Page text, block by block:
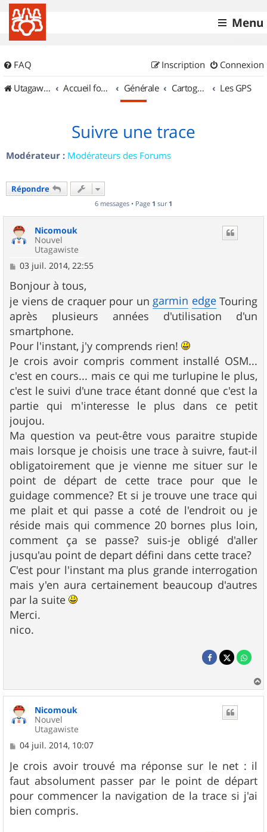
Menu
FAQ Connexion
Inscription
UtagawaVTT (Randos VTT et VTTAE avec traces GPS)
Accueil forum Générale Cartographie et GPS Les GPS
Suivre une trace
Modérateur : Modérateurs des Forums
Répondre
6 messages • Page 1 sur 1
Nicomouk
Nouvel
Utagawiste
M
s
s
a
g
e
03 juil. 2014, 22:55
Bonjour à tous,
je viens de craquer pour un garmin edgeTouring
après plusieurs années d'utilisation d'un
smartphone.
Pour l'instant, j'y comprends rien!
Je crois avoir compris comment installé OSM...
c'est en cours... mais ce qui me turlupine le plus,
c'est le suivi d'une trace étant donné que c'est la
partie qui m'interesse le plus dans ce petit
joujou.
Ma question va peut-être vous paraitre stupide
mais lorsque je choisis une trace à suivre, faut-il
obligatoirement que je vienne me situer sur le
point de départ de cette trace pour que le
guidage commence? Et si je trouve une trace qui
me plait et qui passe a coté de l'endroit ou je
réside mais qui commence 20 bornes plus loin,
comment ça se passe? suis-je obligé d'aller
jusqu'au point de depart défini dans cette trace?
C'est pour l'instant ma plus grande interrogation
mais y'en aura certainement beaucoup d'autres
par la suite
Merci.
nico.
a
Nicomouk
Nouvel
Utagawiste
M
s
s
a
g
e
04 juil. 2014, 10:07
Je crois avoir trouvé ma réponse sur le net : il
faut absolument passer par le point de départ
pour commencer la navigation de la trace si j'ai
bien compris.